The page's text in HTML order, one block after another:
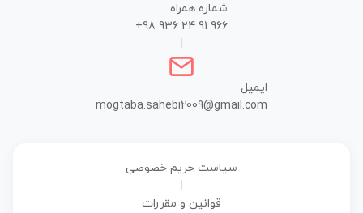
شماره همراه
+98 936 24 91 966
ایمیل
mogtaba.sahebi2009@gmail.com
سیاست حریم خصوصی
قوانین و مقررات